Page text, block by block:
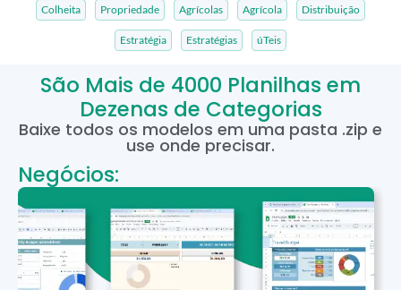
Colheita Propriedade Agrícolas Agrícola Distribuição
Estratégia Estratégias úTeis
São Mais de 4000 Planilhas em
Dezenas de Categorias
Baixe todos os modelos em uma pasta .zip e
use onde precisar.
Negócios: